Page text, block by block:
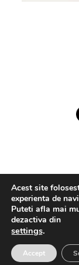
Acest site
experienta de
Puteti afla mai
dezactiva din
settings.
Accept